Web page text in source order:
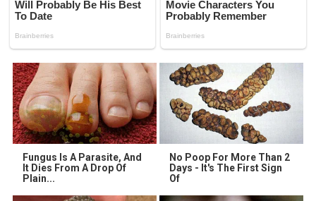
Fungus Is A Parasite, And
It Dies From A Drop Of
Plain...
No Poop For More Than 2
Days - It's The First Sign
Of